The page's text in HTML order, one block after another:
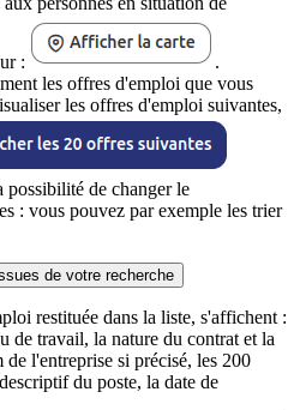
:
.
les offres d'emploi que vous
les offres d'emploi suivantes,
possibilité de changer le
: vous pouvez par exemple les trier
de votre recherche
restituée dans la liste, s'affichent :
de travail, la nature du contrat et la
l'entreprise si précisé, les 200
du poste, la date de